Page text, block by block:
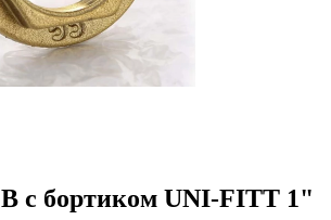
с бортиком UNI-FITT 1"